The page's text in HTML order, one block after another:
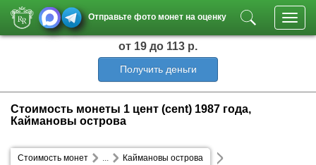
Отправьте фото монет на оценку
от 19 до 113 р.
Получить деньги
Стоимость монеты 1 цент (cent) 1987 года,
Каймановы острова
Стоимость монет Каймановы острова
...